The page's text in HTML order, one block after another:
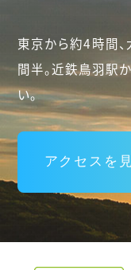
東京から約4時間
間半。近鉄鳥羽駅
い。
アクセスを